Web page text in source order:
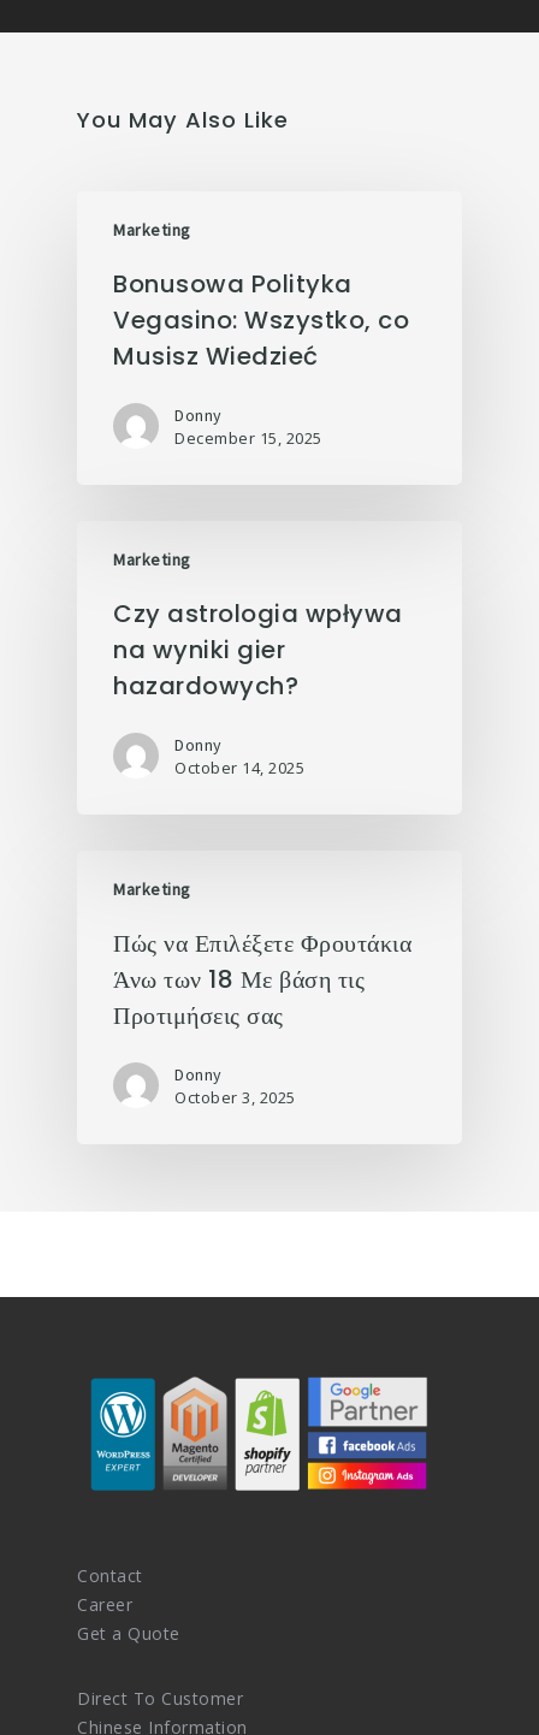
You May Also Like
Marketing
Bonusowa Polityka
Vegasino: Wszystko, co
Musisz Wiedzieć
Donny
December 15, 2025
Marketing
Czy astrologia wpływa
na wyniki gier
hazardowych?
Donny
October 14, 2025
Marketing
Πώς να Επιλέξετε Φρουτάκια
Άνω των 18 Με βάση τις
Προτιμήσεις σας
Donny
October 3, 2025
Contact
Career
Get a Quote
Direct To Customer
Chinese Information